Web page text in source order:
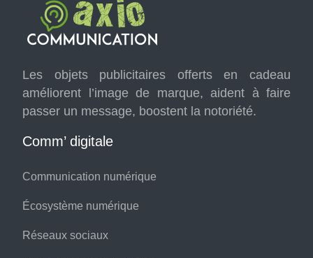
Les objets publicitaires offerts en cadeau
améliorent l’image de marque, aident à faire
passer un message, boostent la notoriété.
Comm’ digitale
Communication numérique
Écosystème numérique
Réseaux sociaux